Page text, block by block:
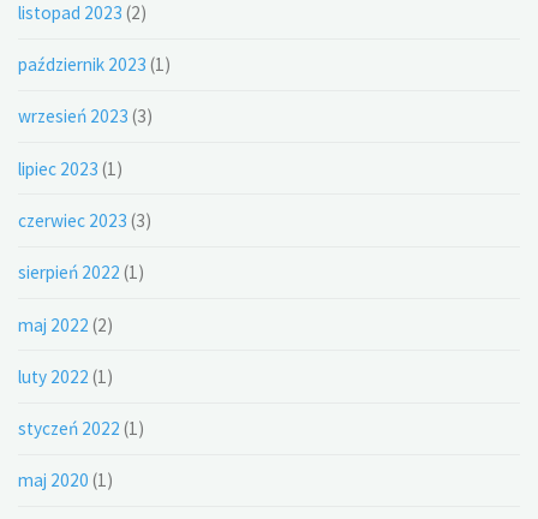
listopad 2023 (2)
październik 2023 (1)
wrzesień 2023 (3)
lipiec 2023 (1)
czerwiec 2023 (3)
sierpień 2022 (1)
maj 2022 (2)
luty 2022 (1)
styczeń 2022 (1)
maj 2020 (1)